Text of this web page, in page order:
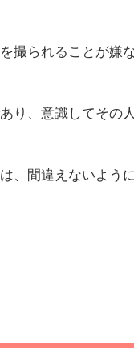
撮られることが嫌
り、意識してその人
、間違えないように